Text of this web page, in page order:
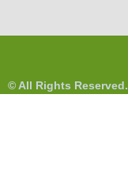
© All Rights Reserved.